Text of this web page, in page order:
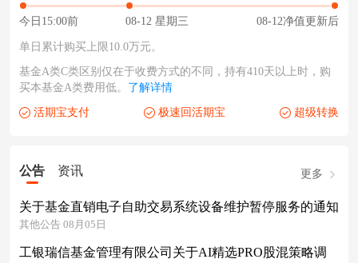
今日15:00前 08-12 星期三 08-12净值更新后
单日累计购买上限10.0万元。
基金A类C类区别仅在于收费方式的不同，持有410天以上时，购
买本基金A类费用低。 了解详情
活期宝支付 极速回活期宝 超级转换
公告 资讯 更多
关于基金直销电子自助交易系统设备维护暂停服务的通知
其他公告 08月05日
工银瑞信基金管理有限公司关于AI精选PRO股混策略调